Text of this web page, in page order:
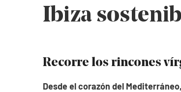
Ibiza
Recorre los rincones
Desde el corazón del